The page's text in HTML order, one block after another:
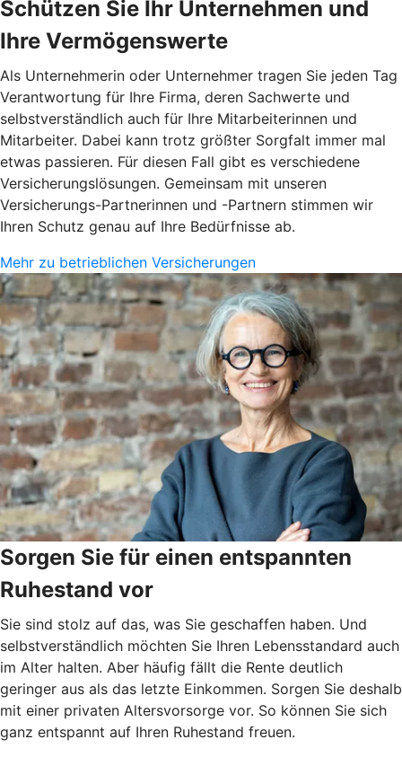
Schützen Sie Ihr Unternehmen und
Ihre Vermögenswerte
Als Unternehmerin oder Unternehmer tragen Sie jeden Tag
Verantwortung für Ihre Firma, deren Sachwerte und
selbstverständlich auch für Ihre Mitarbeiterinnen und
Mitarbeiter. Dabei kann trotz größter Sorgfalt immer mal
etwas passieren. Für diesen Fall gibt es verschiedene
Versicherungslösungen. Gemeinsam mit unseren
Versicherungs-Partnerinnen und -Partnern stimmen wir
Ihren Schutz genau auf Ihre Bedürfnisse ab.
Mehr zu betrieblichen Versicherungen
Sorgen Sie für einen entspannten
Ruhestand vor
Sie sind stolz auf das, was Sie geschaffen haben. Und
selbstverständlich möchten Sie Ihren Lebensstandard auch
im Alter halten. Aber häufig fällt die Rente deutlich
geringer aus als das letzte Einkommen. Sorgen Sie deshalb
mit einer privaten Altersvorsorge vor. So können Sie sich
ganz entspannt auf Ihren Ruhestand freuen.